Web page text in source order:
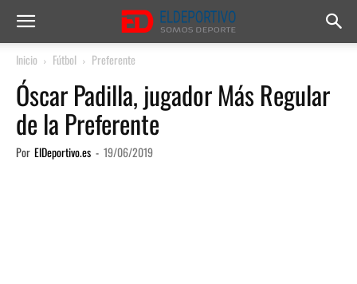
Inicio Fútbol Preferente
Óscar Padilla, jugador Más Regular
de la Preferente
Por ElDeportivo.es - 19/06/2019